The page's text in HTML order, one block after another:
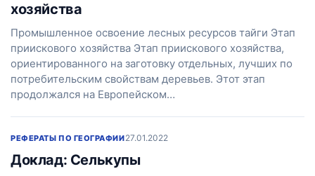
хозяйства
Промышленное освоение лесных ресурсов тайги Этап
приискового хозяйства Этап приискового хозяйства,
ориентированного на заготовку отдельных, лучших по
потребительским свойствам деревьев. Этот этап
продолжался на Европейском…
РЕФЕРАТЫ ПО ГЕОГРАФИИ27.01.2022
Доклад: Селькупы